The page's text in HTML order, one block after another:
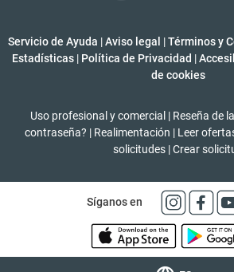
Servicio de Ayuda |Aviso legal |Términos y
Estadísticas | Política de Privacidad |
de cookies
Uso profesional y comercial | Reseña de
contraseña? | Realimentación | Leer
solicitudes |Crear
Síganos en